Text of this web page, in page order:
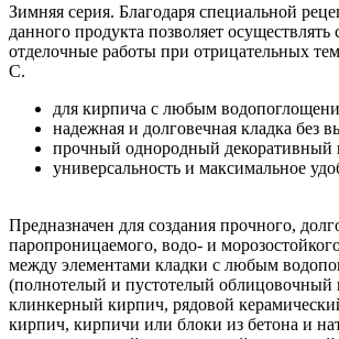
Зимняя серия. Благодаря специальной
данного продукта позволяет осуществлять
отделочные работы при отрицательных
С.
для кирпича с любым
надежная и долговечная кладка без
прочный однородный декоративный
универсальность и максимальное
Предназначен для создания прочного,
паропроницаемого, водо- и
между элементами кладки с любым
(полнотелый и пустотелый облицовочный
клинкерный кирпич, рядовой
кирпич, кирпичи или блоки из бетона и